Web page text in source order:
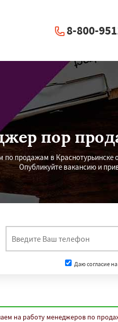
8-800-
пор
продажам в
Опубликуйте вакансию и
Даю согласие
на работу менеджеров по